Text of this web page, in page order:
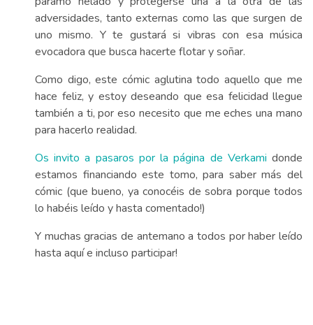
adversidades, tanto externas como las que surgen de
uno mismo. Y te gustará si vibras con esa música
evocadora que busca hacerte flotar y soñar.
Como digo, este cómic aglutina todo aquello que me
hace feliz, y estoy deseando que esa felicidad llegue
también a ti, por eso necesito que me eches una mano
para hacerlo realidad.
Os invito a pasaros por la página de Verkami donde
estamos financiando este tomo, para saber más del
cómic (que bueno, ya conocéis de sobra porque todos
lo habéis leído y hasta comentado!)
Y muchas gracias de antemano a todos por haber leído
hasta aquí e incluso participar!